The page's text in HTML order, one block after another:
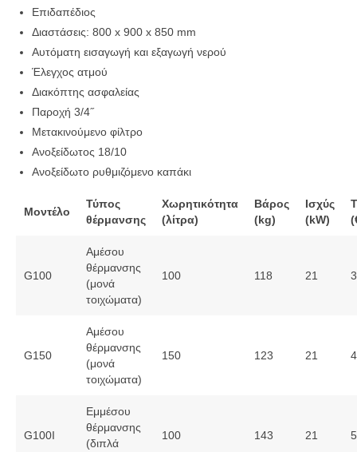
Επιδαπέδιος
Διαστάσεις: 800 x 900 x 850 mm
Αυτόματη εισαγωγή και εξαγωγή νερού
Έλεγχος ατμού
Διακόπτης ασφαλείας
Παροχή 3/4˝
Μετακινούμενο φίλτρο
Ανοξείδωτος 18/10
Ανοξείδωτο ρυθμιζόμενο καπάκι
Μοντέλο
Τύπος
θέρμανσης
Χωρητικότητα
(λίτρα)
Βάρος
(kg)
Ισχύς
(kW)
G100
Αμέσου
θέρμανσης
(μονά
τοιχώματα)
100 118 21
G150
Αμέσου
θέρμανσης
(μονά
τοιχώματα)
150 123 21
G100I
Εμμέσου
θέρμανσης
(διπλά
100 143 21